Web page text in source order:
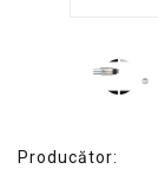
Producător: